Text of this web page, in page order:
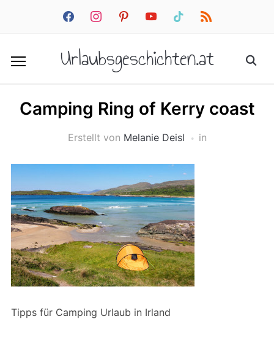
facebookinstagrampinterestyoutube tiktok rss
Urlaubsgeschichten.at
Camping Ring of Kerry coast
Erstellt von Melanie Deisl in
Tipps für Camping Urlaub in Irland